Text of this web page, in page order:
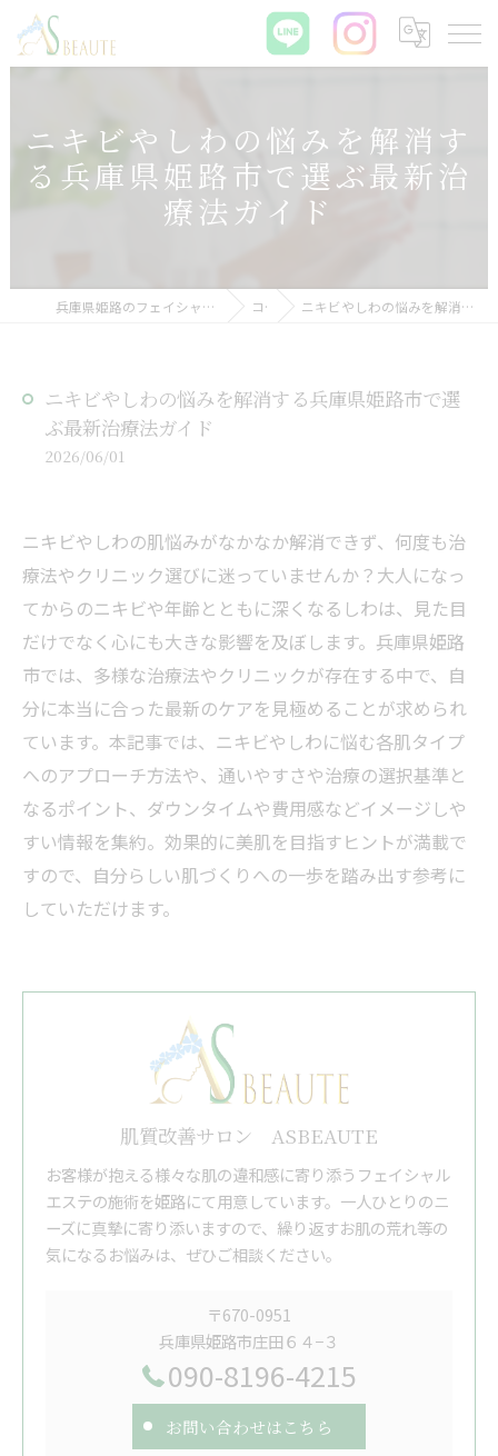
ニキビやしわの悩みを解消す
る兵庫県姫路市で選ぶ最新治
療法ガイド
兵庫県姫路のフェイシャルエステなら肌質改善サロン ASBEAUTE コラム ニキビやしわの悩みを解消する兵庫県姫路市で選ぶ最新治療法ガイド
ニキビやしわの悩みを解消する兵庫県姫路市で選
ぶ最新治療法ガイド
2026/06/01
ニキビやしわの肌悩みがなかなか解消できず、何度も治
療法やクリニック選びに迷っていませんか？大人になっ
てからのニキビや年齢とともに深くなるしわは、見た目
だけでなく心にも大きな影響を及ぼします。兵庫県姫路
市では、多様な治療法やクリニックが存在する中で、自
分に本当に合った最新のケアを見極めることが求められ
ています。本記事では、ニキビやしわに悩む各肌タイプ
へのアプローチ方法や、通いやすさや治療の選択基準と
なるポイント、ダウンタイムや費用感などイメージしや
すい情報を集約。効果的に美肌を目指すヒントが満載で
すので、自分らしい肌づくりへの一歩を踏み出す参考に
していただけます。
肌質改善サロン ASBEAUTE
お客様が抱える様々な肌の違和感に寄り添うフェイシャル
エステの施術を姫路にて用意しています。一人ひとりのニ
ーズに真摯に寄り添いますので、繰り返すお肌の荒れ等の
気になるお悩みは、ぜひご相談ください。
〒670-0951
兵庫県姫路市庄田６４−３
090-8196-4215
お問い合わせはこちら